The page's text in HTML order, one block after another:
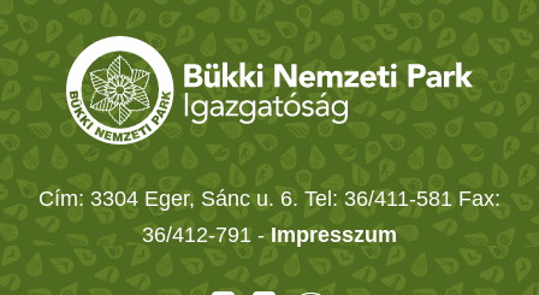
Cím: 3304 Eger, Sánc u. 6. Tel: 36/411-581 Fax:
36/412-791 - Impresszum